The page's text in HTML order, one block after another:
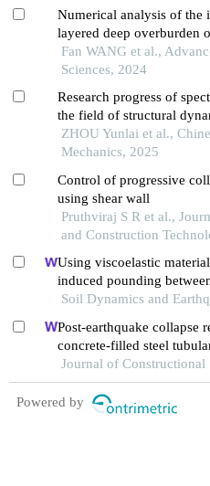
Numerical analysis of
layered deep overburden
performance of concrete
improved rheological
Fan WANG et al.,
Sciences, 2024
Research progress of
the field of structural
ZHOU Yunlai et al.,
Mechanics, 2025
Control of progressive
using shear wall
Pruthviraj S R et al.,
and Construction
Using viscoelastic
induced pounding
unequal height
Soil Dynamics and
Post-earthquake collapse
concrete-filled steel
welded hybrid connection
Journal of Constructional
Powered by